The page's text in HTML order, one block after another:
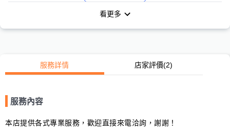
看更多
服務詳情 店家評價(2)
服務內容
本店提供各式專業服務，歡迎直接來電洽詢，謝謝！